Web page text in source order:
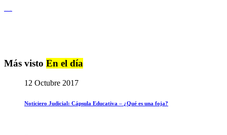
Más visto En el día
12 Octubre 2017
Noticiero Judicial: Cápsula Educativa – ¿Qué es una foja?